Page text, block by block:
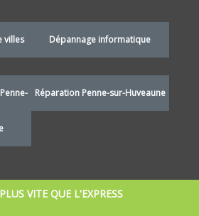
villes Dépannage informatique
Réparation Penne-sur-Huveaune
VITE QUE L'EXPRESS